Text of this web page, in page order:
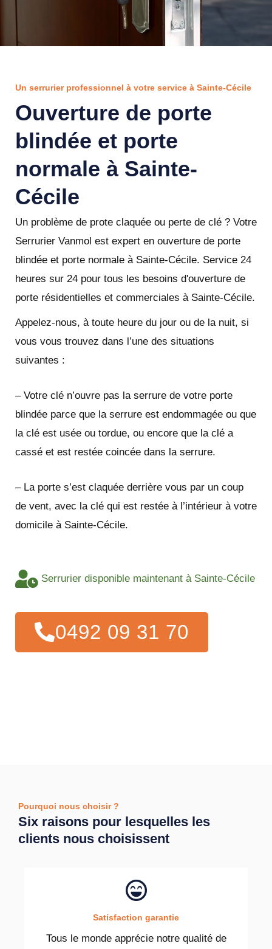
Un serrurier professionnel à votre service à Sainte-Cécile
Ouverture de porte
blindée et porte
normale à Sainte-
Cécile
Un problème de prote claquée ou perte de clé ? Votre
Serrurier Vanmol est expert en ouverture de porte
blindée et porte normale à Sainte-Cécile. Service 24
heures sur 24 pour tous les besoins d'ouverture de
porte résidentielles et commerciales à Sainte-Cécile.
Appelez-nous, à toute heure du jour ou de la nuit, si
vous vous trouvez dans l’une des situations
suivantes :
– Votre clé n’ouvre pas la serrure de votre porte
blindée parce que la serrure est endommagée ou que
la clé est usée ou tordue, ou encore que la clé a
cassé et est restée coincée dans la serrure.
– La porte s’est claquée derrière vous par un coup
de vent, avec la clé qui est restée à l’intérieur à votre
domicile à Sainte-Cécile.
Serrurier disponible maintenant à Sainte-Cécile
0492 09 31 70
Pourquoi nous choisir ?
Six raisons pour lesquelles les
clients nous choisissent
Satisfaction garantie
Tous le monde apprécie notre qualité de